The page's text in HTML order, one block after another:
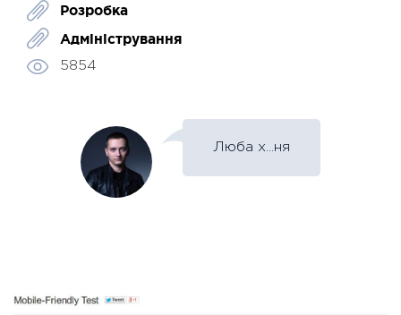
Розробка
Адміністрування
5854
Люба х...ня